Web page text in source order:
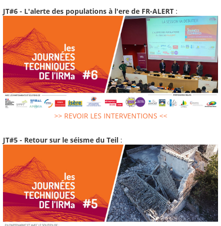
JT#6 - L'alerte des populations à l'ere de FR-ALERT :
>> REVOIR LES INTERVENTIONS <<
JT#5 - Retour sur le séisme du Teil :